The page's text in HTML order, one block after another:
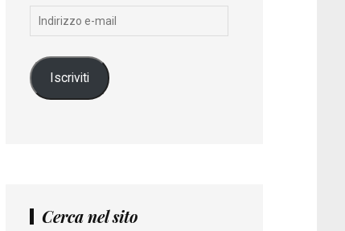
Indirizzo
Iscriviti
Cerca nel sito